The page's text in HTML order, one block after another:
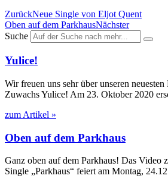
ZurückNeue Single von Eljot Quent
Oben auf dem ParkhausNächster
Suche
Yulice!
Wir freuen uns sehr über unseren
Zuwachs Yulice! Am 23. Oktober 2020
zum Artikel »
Oben auf dem Parkhaus
Ganz oben auf dem Parkhaus! Das Video
Single „Parkhaus“ feiert am Montag,